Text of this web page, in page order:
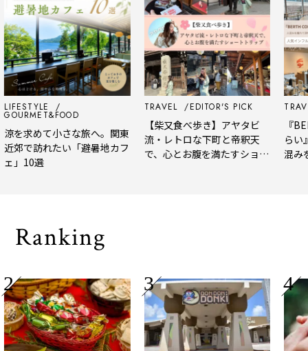
LIFESTYLE
GOURMET&FOOD
涼を求めて小さな旅へ。関東
近郊で訪れたい「避暑地カフ
ェ」10選
TRAVEL EDITOR'S PICK
【柴又食べ歩き】アヤタビ
流・レトロな下町と帝釈天
で、心とお腹を満たすショー
『
らい
混み
Ranking